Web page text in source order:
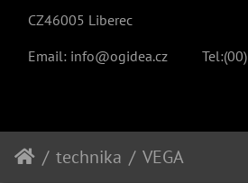
CZ46005 Liberec
Email: info@ogidea.cz Tel:(00)
technika VEGA